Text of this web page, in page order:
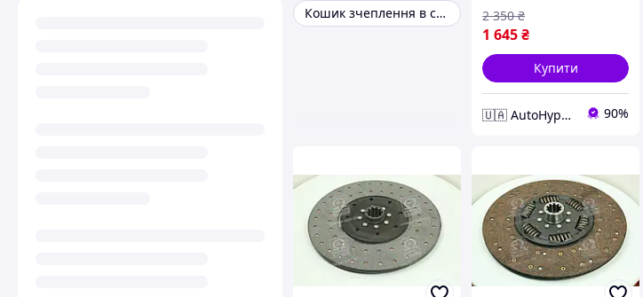
Кошик зчеплення в складі КамАЗ 4310
1 645₴
2 350 ₴
Купити
🇺🇦 AutoHype🇺🇦 90%